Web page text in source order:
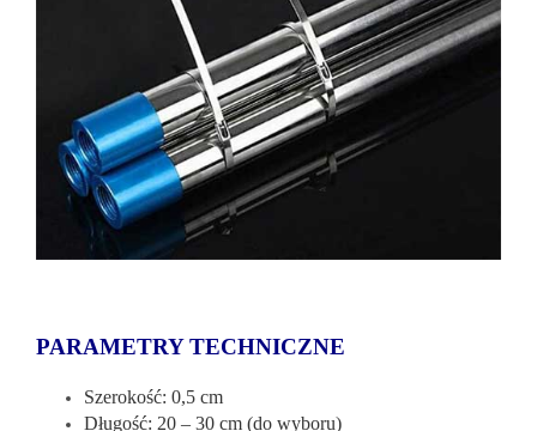
PARAMETRY TECHNICZNE
Szerokość: 0,5 cm
Długość: 20 – 30 cm (do wyboru)